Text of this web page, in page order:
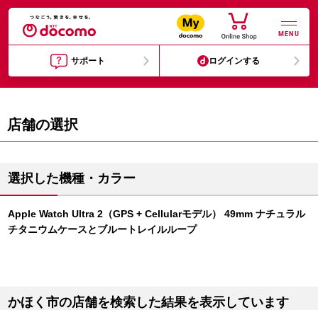
MENU
サポート ログインする
店舗の選択
選択した機種・カラー
Apple Watch Ultra 2（GPS + Cellularモデル） 49mm ナチュラル
チタニウムケースとブルートレイルループ
かほく市の店舗を検索した結果を表示しています